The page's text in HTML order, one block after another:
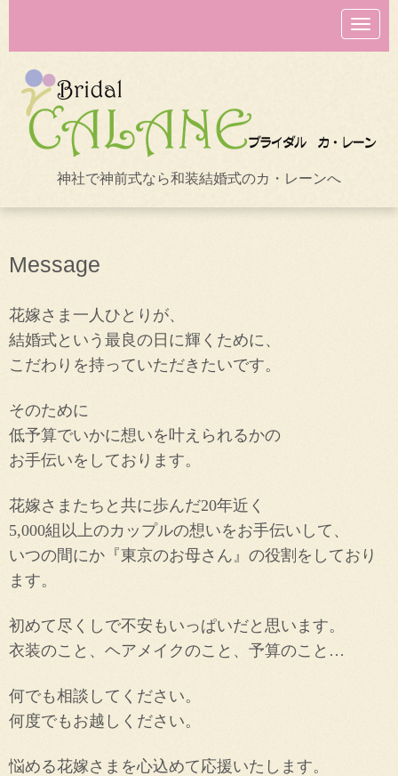
N
a
v
o
n
神社で神前式なら和装結婚式のカ・レーンへ
Message
花嫁さま一人ひとりが、
結婚式という最良の日に輝くために、
こだわりを持っていただきたいです。
そのために
低予算でいかに想いを叶えられるかの
お手伝いをしております。
花嫁さまたちと共に歩んだ20年近く
5,000組以上のカップルの想いをお手伝いして、
いつの間にか 『東京のお母さん』の役割をしており
ます。
初めて尽くしで不安もいっぱいだと思います。
衣装のこと、ヘアメイクのこと、予算のこと…
何でも相談してください。
何度でもお越しください。
悩める花嫁さまを心込めて応援いたします。